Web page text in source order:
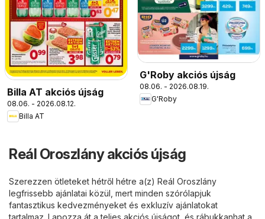
Billa AT akciós újság
08.06. - 2026.08.12.
Billa AT
G'Roby akciós újság
08.06. - 2026.08.19.
G'Roby
Reál Oroszlány akciós újság
Szerezzen ötleteket hétről hétre a(z) Reál Oroszlány
legfrissebb ajánlatai közül, mert minden szórólapjuk
fantasztikus kedvezményeket és exkluzív ajánlatokat
tartalmaz. Lapozza át a teljes akciós újságot, és rábukkanhat a